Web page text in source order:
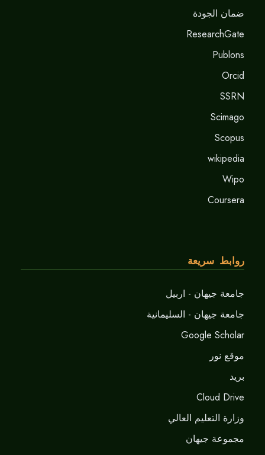
ضمان الجودة
ResearchGate
Publons
Orcid
SSRN
Scimago
Scopus
wikipedia
Wipo
Coursera
روابط سريعة
جامعة جيهان - اربيل
جامعة جيهان - السليمانية
Google Scholar
موقع نور
برید
Cloud Drive
وزارة التعليم العالي
مجموعة جيهان